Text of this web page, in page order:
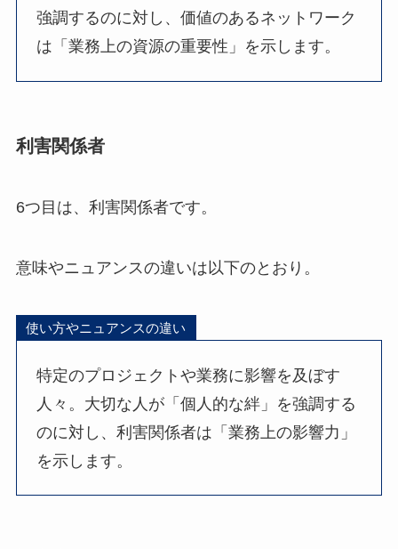
強調するのに対し、価値のあるネットワーク
は「業務上の資源の重要性」を示します。
利害関係者
6つ目は、利害関係者です。
意味やニュアンスの違いは以下のとおり。
使い方やニュアンスの違い
特定のプロジェクトや業務に影響を及ぼす
人々。大切な人が「個人的な絆」を強調する
のに対し、利害関係者は「業務上の影響力」
を示します。